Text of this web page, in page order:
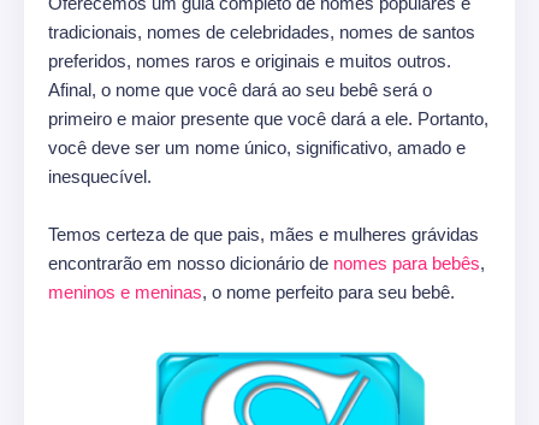
tradicionais, nomes de celebridades, nomes de santos
preferidos, nomes raros e originais e muitos outros.
Afinal, o nome que você dará ao seu bebê será o
primeiro e maior presente que você dará a ele. Portanto,
você deve ser um nome único, significativo, amado e
inesquecível.
Temos certeza de que pais, mães e mulheres grávidas
encontrarão em nosso dicionário de nomes para bebês,
meninos e meninas, o nome perfeito para seu bebê.